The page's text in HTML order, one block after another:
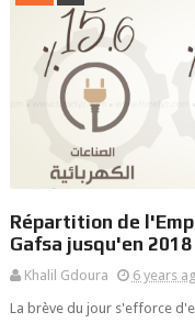
Répartition de
Gafsa jusqu'en 2018
Khalil Gdoura
6 years
La brève du jour s'efforce